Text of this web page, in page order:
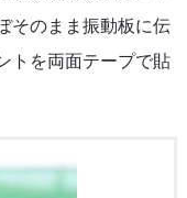
そのまま振動板に伝
トを両面テープで貼